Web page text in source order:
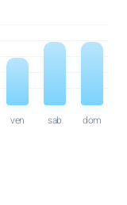
ven sab dom